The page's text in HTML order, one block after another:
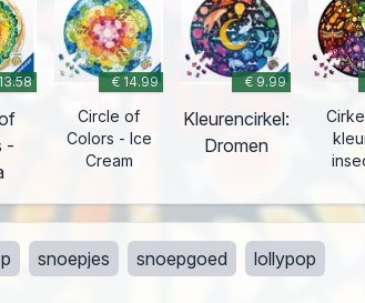
-
€ 14.99
Circle of
Colors - Ice
Cream
€ 9.99
Kleurencirkel:
Dromen
snoepjes snoepgoed lollypop